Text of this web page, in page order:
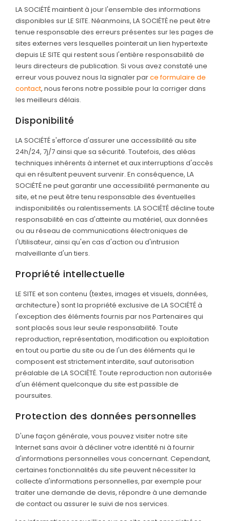
LA SOCIÉTÉ maintient à jour l'ensemble des informations
disponibles sur LE SITE. Néanmoins, LA SOCIÉTÉ ne peut être
tenue responsable des erreurs présentes sur les pages de
sites externes vers lesquelles pointerait un lien hypertexte
depuis LE SITE qui restent sous l'entière responsabilité de
leurs directeurs de publication. Si vous avez constaté une
erreur vous pouvez nous la signaler parce formulaire de
contact, nous ferons notre possible pour la corriger dans
les meilleurs délais.
Disponibilité
LA SOCIÉTÉ s'efforce d'assurer une accessibilité au site
24h/24, 7j/7 ainsi que sa sécurité. Toutefois, des aléas
techniques inhérents à internet et aux interruptions d'accès
qui en résultent peuvent survenir. En conséquence, LA
SOCIÉTÉ ne peut garantir une accessibilité permanente au
site, et ne peut être tenu responsable des éventuelles
indisponibilités ou ralentissements. LA SOCIÉTÉ décline toute
responsabilité en cas d'atteinte au matériel, aux données
ou au réseau de communications électroniques de
l'Utilisateur, ainsi qu'en cas d'action ou d'intrusion
malveillante d'un tiers.
Propriété intellectuelle
LE SITE et son contenu (textes, images et visuels, données,
architecture) sont la propriété exclusive de LA SOCIÉTÉ à
l'exception des éléments fournis par nos Partenaires qui
sont placés sous leur seule responsabilité. Toute
reproduction, représentation, modification ou exploitation
en tout ou partie du site ou de l'un des éléments qui le
composent est strictement interdite, sauf autorisation
préalable de LA SOCIÉTÉ. Toute reproduction non autorisée
d'un élément quelconque du site est passible de
poursuites.
Protection des données personnelles
D'une façon générale, vous pouvez visiter notre site
Internet sans avoir à décliner votre identité ni à fournir
d'informations personnelles vous concernant. Cependant,
certaines fonctionnalités du site peuvent nécessiter la
collecte d'informations personnelles, par exemple pour
traiter une demande de devis, répondre à une demande
de contact ou assurer le suivi de nos services.